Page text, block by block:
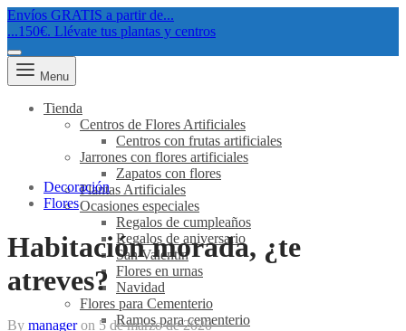
Envíos GRATIS a partir de...
...150€. Llévate tus plantas y centros
Menu
Tienda
Centros de Flores Artificiales
Centros con frutas artificiales
Jarrones con flores artificiales
Zapatos con flores
Plantas Artificiales
Ocasiones especiales
Regalos de cumpleaños
Regalos de aniversario
San Valentín
Flores en urnas
Navidad
Flores para Cementerio
Ramos para cementerio
Decoración
Flores
Habitación morada, ¿te
atreves?
By manageron 5 de marzo de 2020